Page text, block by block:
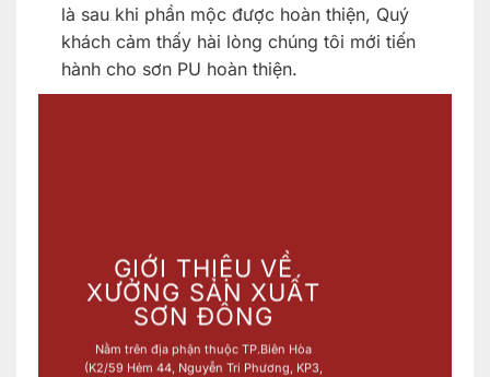
là sau khi phần mộc được hoàn thiện, Quý
khách cảm thấy hài lòng chúng tôi mới tiến
hành cho sơn PU hoàn thiện.
GIỚI THIỆU VỀ
XƯỞNG SẢN XUẤT
SƠN ĐÔNG
Nằm trên địa phận thuộc TP.Biên Hòa
(K2/59 Hẻm 44, Nguyễn Tri Phương, KP3,